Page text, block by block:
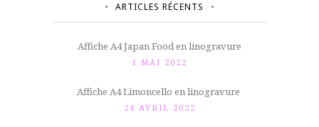
ARTICLES RÉCENTS
Affiche A4 Japan Food en linogravure
1 MAI 2022
Affiche A4 Limoncello en linogravure
24 AVRIL 2022